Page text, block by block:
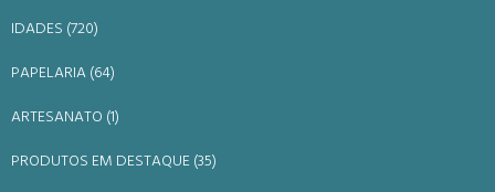
IDADES (720)
PAPELARIA (64)
ARTESANATO (1)
PRODUTOS EM DESTAQUE (35)